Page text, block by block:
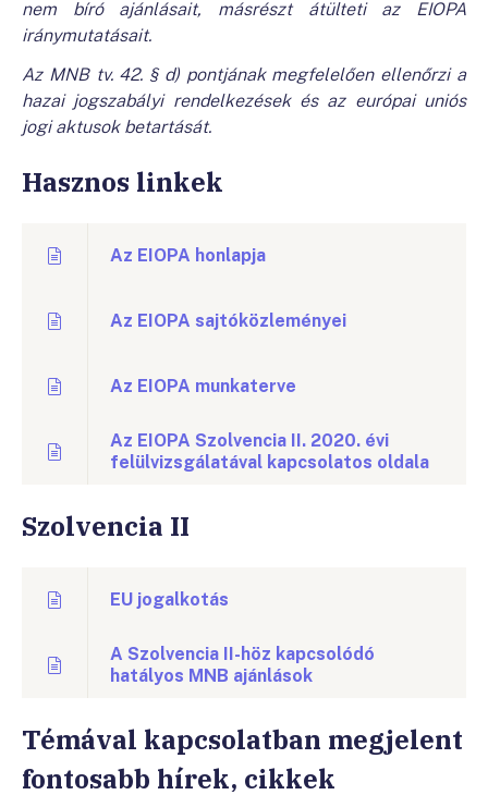
nem bíró ajánlásait, másrészt átülteti az EIOPA
iránymutatásait.
Az MNB tv. 42. § d) pontjának megfelelően ellenőrzi a
hazai jogszabályi rendelkezések és az európai uniós
jogi aktusok betartását.
Hasznos linkek
Az EIOPA honlapja
Az EIOPA sajtóközleményei
Az EIOPA munkaterve
Az EIOPA Szolvencia II. 2020. évi
felülvizsgálatával kapcsolatos oldala
Szolvencia II
EU jogalkotás
A Szolvencia II-höz kapcsolódó
hatályos MNB ajánlások
Témával kapcsolatban megjelent
fontosabb hírek, cikkek